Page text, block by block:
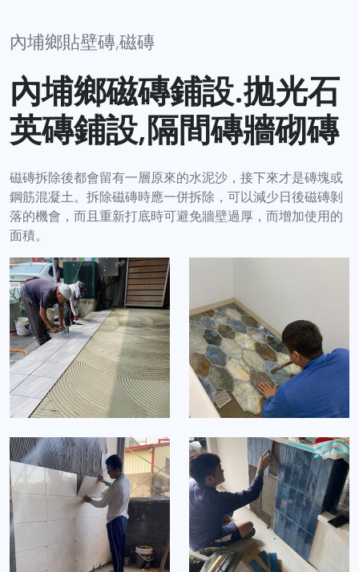
內埔鄉貼壁磚,磁磚
內埔鄉磁磚鋪設.拋光石
英磚鋪設,隔間磚牆砌磚
磁磚拆除後都會留有一層原來的水泥沙，接下來才是磚塊或
鋼筋混凝土。拆除磁磚時應一併拆除，可以減少日後磁磚剝
落的機會，而且重新打底時可避免牆壁過厚，而增加使用的
面積。